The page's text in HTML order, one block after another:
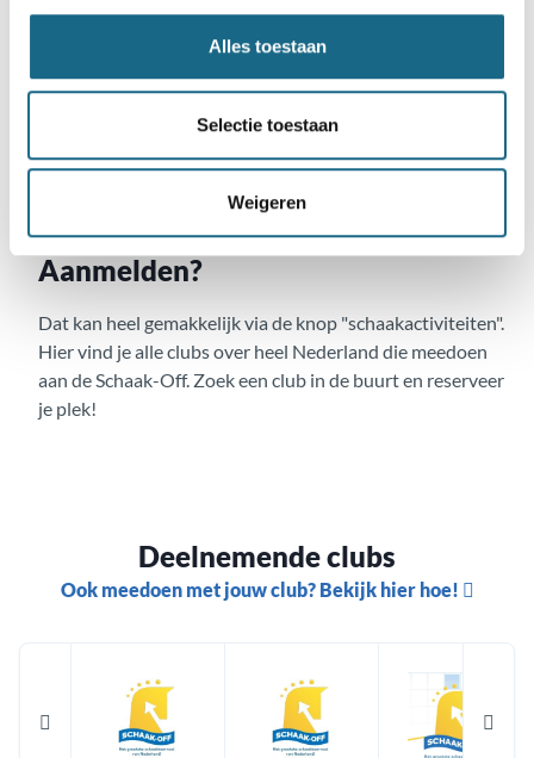
Alles toestaan
Selectie toestaan
Weigeren
Als extra hebben we een speciale winactie
beschikbaar gesteld door DGT, een DGT schaakklok ter
waarde van 79 euro en een Pegasus schaakbord die je aan
2. En nog veel meer prijzen tijdens de finales!
Aanmelden?
Dat kan heel gemakkelijk via de knop "schaakactiviteiten".
Hier vind je alle clubs over heel Nederland die meedoen
aan de Schaak-Off. Zoek een club in de buurt en reserveer
je plek!
Deelnemende clubs
Ook meedoen met jouw club? Bekijk hier hoe!